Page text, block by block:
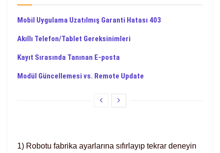
Mobil Uygulama Uzatılmış Garanti Hatası 403
Akıllı Telefon/Tablet Gereksinimleri
Kayıt Sırasında Tanınan E-posta
Modül Güncellemesi vs. Remote Update
1) Robotu fabrika ayarlarına sıfırlayıp tekrar deneyin